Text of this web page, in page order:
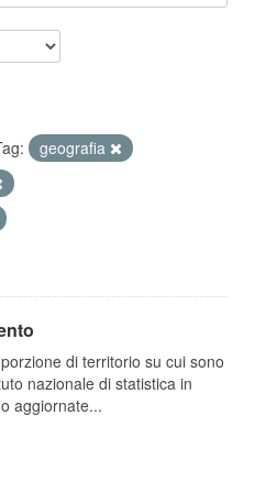
geografia
di territorio su cui sono
nazionale di statistica in
aggiornate...